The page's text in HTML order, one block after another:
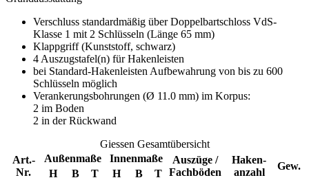
Verschluss standardmäßig über Doppelbartschloss VdS-
Klasse 1 mit 2 Schlüsseln (Länge 65 mm)
Klappgriff (Kunststoff, schwarz)
4 Auszugstafel(n) für Hakenleisten
bei Standard-Hakenleisten Aufbewahrung von bis zu 600
Schlüsseln möglich
Verankerungsbohrungen (Ø 11.0 mm) im Korpus:
2 im Boden
2 in der Rückwand
Giessen Gesamtübersicht
Art.-
Nr.
Außenmaße Innenmaße
Auszüge /
Fachböden
Haken-
anzahl
Gew.
H B T H B
T